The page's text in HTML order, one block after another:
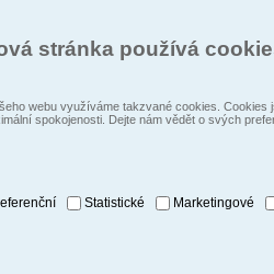
stránka používá
webu využíváme takzvané cookies.
spokojenosti. Dejte nám vědět o svých
Statistické Marketingové